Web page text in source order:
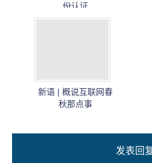
份认证
新语 | 概说互联网春
秋那点事
发表回